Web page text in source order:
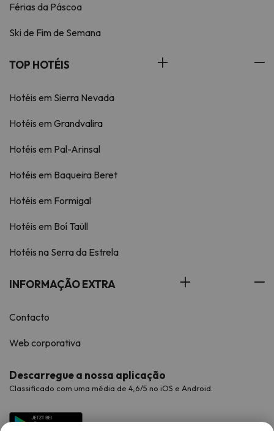
Férias da Páscoa
Ski de Fim de Semana
TOP HOTÉIS
Hotéis em Sierra Nevada
Hotéis em Grandvalira
Hotéis em Pal-Arinsal
Hotéis em Baqueira Beret
Hotéis em Formigal
Hotéis em Boí Taüll
Hotéis na Serra da Estrela
INFORMAÇÃO EXTRA
Contacto
Web corporativa
Descarregue a nossa aplicação
Classificado com uma média de 4,6/5 no iOS e Android.